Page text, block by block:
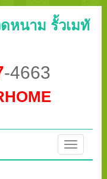
หนาม รั้วเมทั
-4663
Toggle